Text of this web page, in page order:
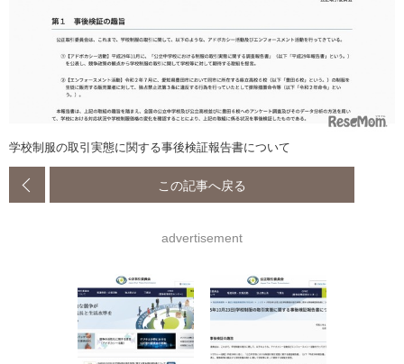
学校制服の取引実態に関する事後検証報告書について
この記事へ戻る
advertisement